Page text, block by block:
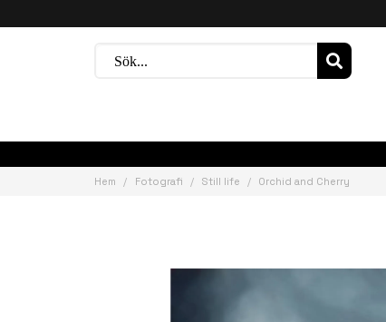
Hem Fotografi Still life Orchid and Cherry